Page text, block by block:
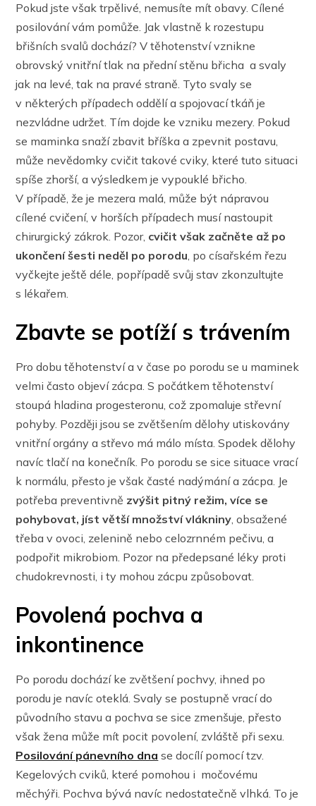
Pokud jste však trpělivé, nemusíte mít obavy. Cílené
posilování vám pomůže. Jak vlastně k rozestupu
břišních svalů dochází? V těhotenství vznikne
obrovský vnitřní tlak na přední stěnu břicha a svaly
jak na levé, tak na pravé straně. Tyto svaly se
v některých případech oddělí a spojovací tkáň je
nezvládne udržet. Tím dojde ke vzniku mezery. Pokud
se maminka snaží zbavit bříška a zpevnit postavu,
může nevědomky cvičit takové cviky, které tuto situaci
spíše zhorší, a výsledkem je vypouklé břicho.
V případě, že je mezera malá, může být nápravou
cílené cvičení, v horších případech musí nastoupit
chirurgický zákrok. Pozor, cvičit však začněte až po
ukončení šesti neděl po porodu, po císařském řezu
vyčkejte ještě déle, popřípadě svůj stav zkonzultujte
s lékařem.
Zbavte se potíží s trávením
Pro dobu těhotenství a v čase po porodu se u maminek
velmi často objeví zácpa. S počátkem těhotenství
stoupá hladina progesteronu, což zpomaluje střevní
pohyby. Později jsou se zvětšením dělohy utiskovány
vnitřní orgány a střevo má málo místa. Spodek dělohy
navíc tlačí na konečník. Po porodu se sice situace vrací
k normálu, přesto je však časté nadýmání a zácpa. Je
potřeba preventivně zvýšit pitný režim, více se
pohybovat, jíst větší množství vlákniny, obsažené
třeba v ovoci, zelenině nebo celozrnném pečivu, a
podpořit mikrobiom. Pozor na předepsané léky proti
chudokrevnosti, i ty mohou zácpu způsobovat.
Povolená pochva a
inkontinence
Po porodu dochází ke zvětšení pochvy, ihned po
porodu je navíc oteklá. Svaly se postupně vrací do
původního stavu a pochva se sice zmenšuje, přesto
však žena může mít pocit povolení, zvláště při sexu.
Posilování pánevního dna se docílí pomocí tzv.
Kegelových cviků, které pomohou i močovému
měchýři. Pochva bývá navíc nedostatečně vlhká. To je